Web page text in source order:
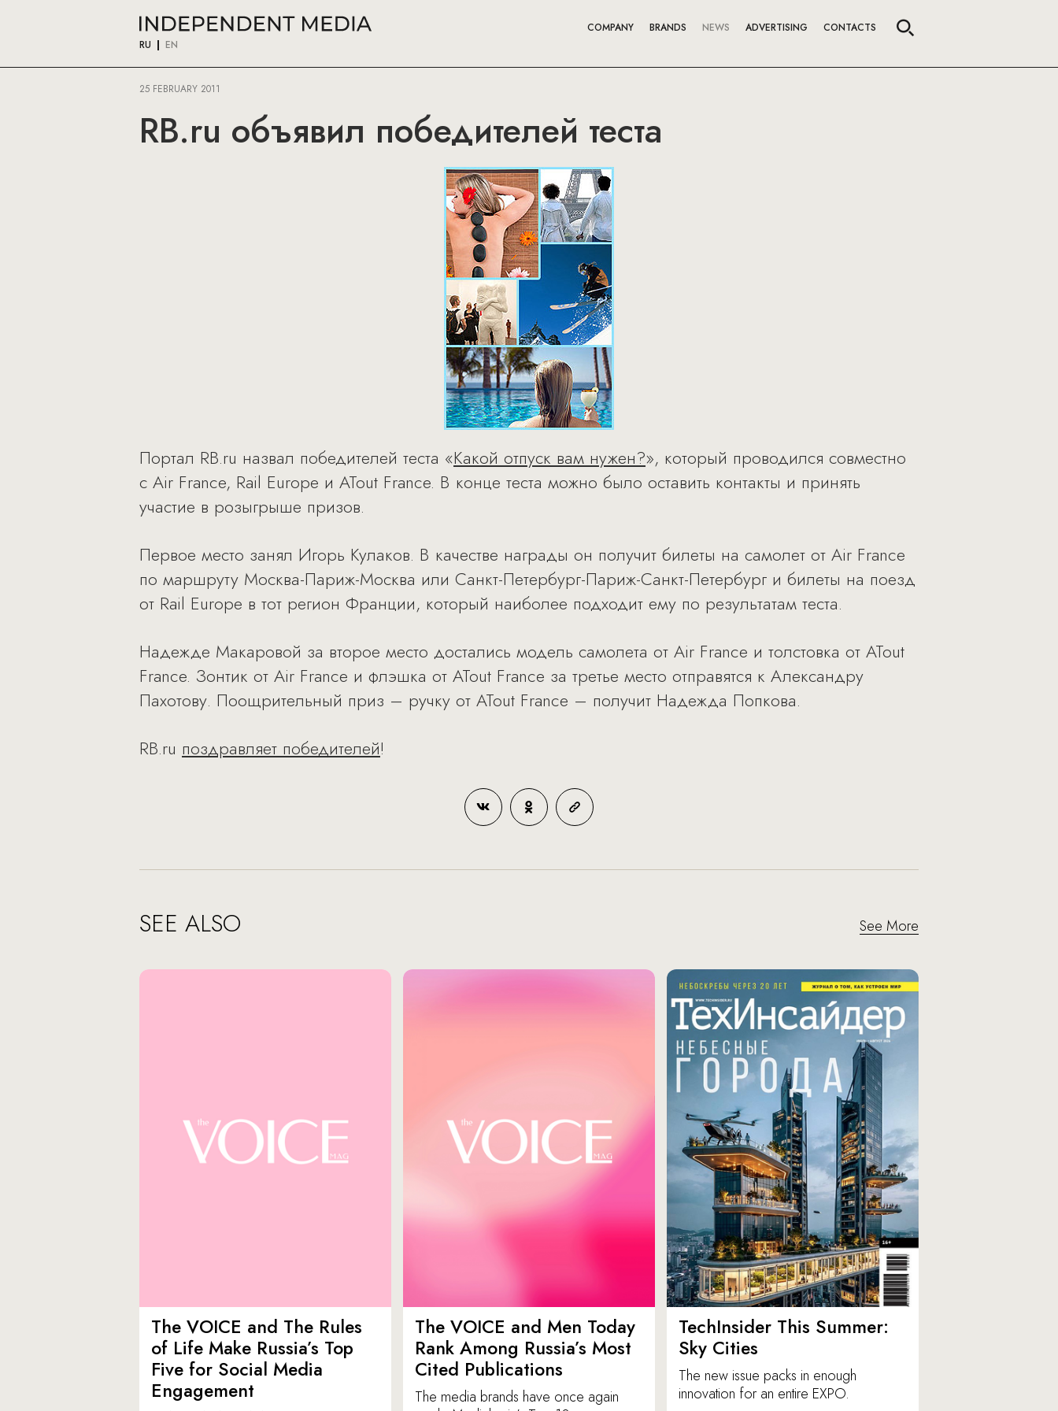
RU EN
COMPANY BRANDS NEWS ADVERTISING CONTACTS
25 FEBRUARY 2011
RB.ru объявил победителей теста
Портал RB.ru назвал победителей теста «Какой отпуск вам нужен?», который проводился совместно
с Air France, Rail Europe и ATout France. В конце теста можно было оставить контакты и принять
участие в розыгрыше призов.
Первое место занял Игорь Кулаков. В качестве награды он получит билеты на самолет от Air France
по маршруту Москва-Париж-Москва или Санкт-Петербург-Париж-Санкт-Петербург и билеты на поезд
от Rail Europe в тот регион Франции, который наиболее подходит ему по результатам теста.
Надежде Макаровой за второе место достались модель самолета от Air France и толстовка от ATout
France. Зонтик от Air France и флэшка от ATout France за третье место отправятся к Александру
Пахотову. Поощрительный приз – ручку от ATout France – получит Надежда Попкова.
RB.ru поздравляет победителей!
SEE ALSO See More
The VOICE and The Rules
of Life Make Russia’s Top
Five for Social Media
Engagement
The VOICE and Men Today
Rank Among Russia’s Most
Cited Publications
The media brands have once again
TechInsider This Summer:
Sky Cities
The new issue packs in enough
innovation for an entire EXPO.